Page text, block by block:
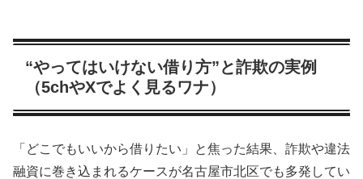
“やってはいけない借り方”と詐欺の実例
（5chやXでよく見るワナ）
「どこでもいいから借りたい」と焦った結果、詐欺や違法
融資に巻き込まれるケースが名古屋市北区でも多発してい